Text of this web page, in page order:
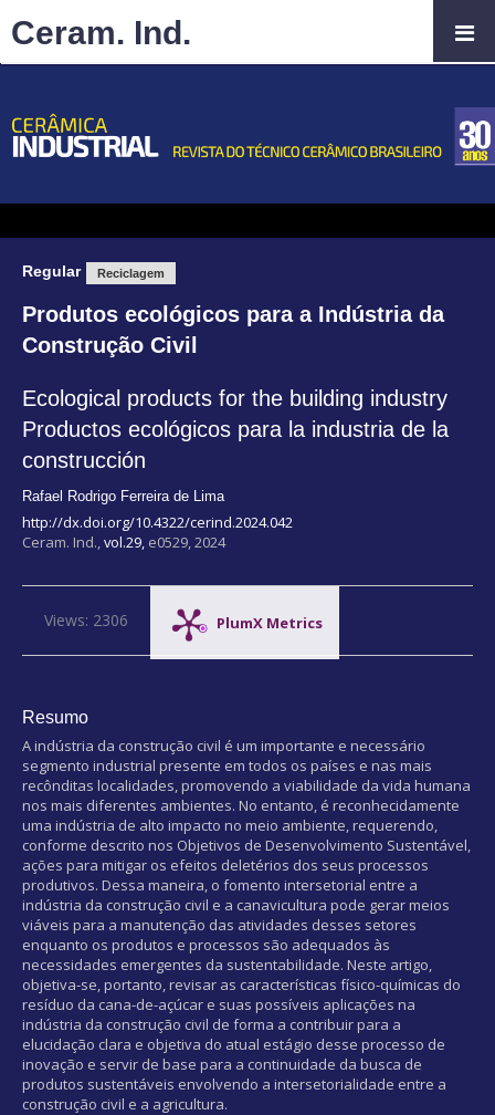
Regular Reciclagem
Produtos ecológicos para a Indústria da
Construção Civil
Ecological products for the building industry
Productos ecológicos para la industria de la
construcción
Rafael Rodrigo Ferreira de Lima
http://dx.doi.org/10.4322/cerind.2024.042
Ceram. Ind.,vol.29, e0529, 2024
PlumX Metrics
Views: 2306
Resumo
A indústria da construção civil é um importante e necessário
segmento industrial presente em todos os países e nas mais
recônditas localidades, promovendo a viabilidade da vida humana
nos mais diferentes ambientes. No entanto, é reconhecidamente
uma indústria de alto impacto no meio ambiente, requerendo,
conforme descrito nos Objetivos de Desenvolvimento Sustentável,
ações para mitigar os efeitos deletérios dos seus processos
produtivos. Dessa maneira, o fomento intersetorial entre a
indústria da construção civil e a canavicultura pode gerar meios
viáveis para a manutenção das atividades desses setores
enquanto os produtos e processos são adequados às
necessidades emergentes da sustentabilidade. Neste artigo,
objetiva-se, portanto, revisar as características físico-químicas do
resíduo da cana-de-açúcar e suas possíveis aplicações na
indústria da construção civil de forma a contribuir para a
elucidação clara e objetiva do atual estágio desse processo de
inovação e servir de base para a continuidade da busca de
produtos sustentáveis envolvendo a intersetorialidade entre a
construção civil e a agricultura.
Ceram. Ind.